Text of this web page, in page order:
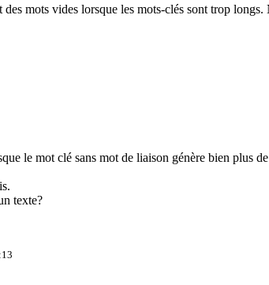
mots vides lorsque les mots-clés sont trop
le mot clé sans mot de liaison génère bien plus
texte?